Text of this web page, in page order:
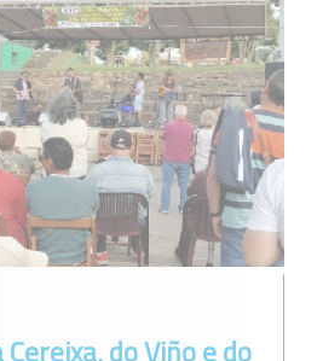
do Viño e do